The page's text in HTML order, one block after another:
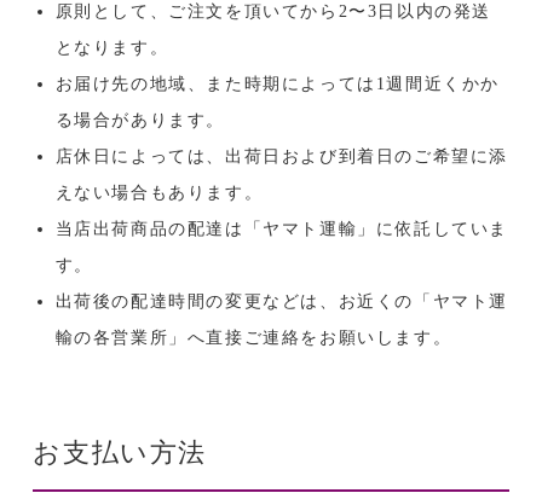
原則として、ご注文を頂いてから2〜3日以内の発送
となります。
お届け先の地域、また時期によっては1週間近くかか
る場合があります。
店休日によっては、出荷日および到着日のご希望に添
えない場合もあります。
当店出荷商品の配達は「ヤマト運輸」に依託していま
す。
出荷後の配達時間の変更などは、お近くの「ヤマト運
輸の各営業所」へ直接ご連絡をお願いします。
お支払い方法